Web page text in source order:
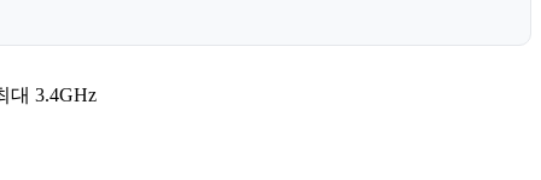
대 3.4GHz